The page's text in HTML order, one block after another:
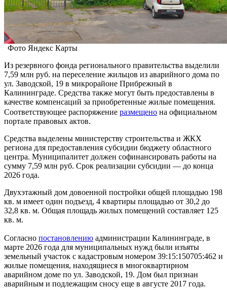
Фото Яндекс Карты
Из резервного фонда регионального правительства выделили
7,59 млн руб. на переселение жильцов из аварийного дома по
ул. Заводской, 19 в микрорайоне Прибрежный в
Калининграде. Средства также могут быть предоставлены в
качестве компенсаций за приобретенные жилые помещения.
Соответствующее распоряжение размещено на официальном
портале правовых актов.
Средства выделены министерству строительства и ЖКХ
региона для предоставления субсидии бюджету областного
центра. Муниципалитет должен софинансировать работы на
сумму 7,59 млн руб. Срок реализации субсидии — до конца
2026 года.
Двухэтажный дом довоенной постройки общей площадью 198
кв. м имеет один подъезд, 4 квартиры площадью от 30,2 до
32,8 кв. м. Общая площадь жилых помещений составляет 125
кв. м.
Согласно постановлению администрации Калининграде, в
марте 2026 года для муниципальных нужд были изъяты
земельный участок с кадастровым номером 39:15:150705:462 и
жилые помещения, находящиеся в многоквартирном
аварийном доме по ул. Заводской, 19. Дом был признан
аварийным и подлежащим сносу еще в августе 2017 года.